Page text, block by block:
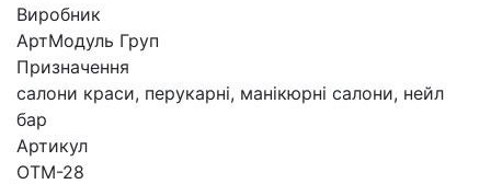
Виробник
АртМодуль Груп
Призначення
салони краси, перукарні, манікюрні салони, нейл
бар
Артикул
ОТМ-28